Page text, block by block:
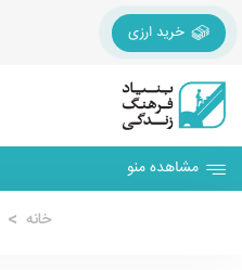
خرید ارزی
مشاهده منو
خانه